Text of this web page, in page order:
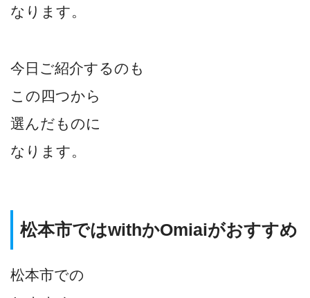
なります。
今日ご紹介するのも
この四つから
選んだものに
なります。
松本市ではwithかOmiaiがおすすめ
松本市での